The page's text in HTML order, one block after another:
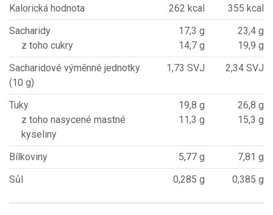
Kalorická hodnota 262 kcal
355 kcal
Sacharidy
z toho cukry
17,3 g
14,7 g
23,4 g
19,9 g
Sacharidové výměnné jednotky
(10 g)
1,73 SVJ 2,34 SVJ
Tuky
z toho nasycené mastné
kyseliny
19,8 g
11,3 g
26,8 g
15,3 g
Bílkoviny 5,77 g
7,81 g
Sůl
0,285 g 0,385 g